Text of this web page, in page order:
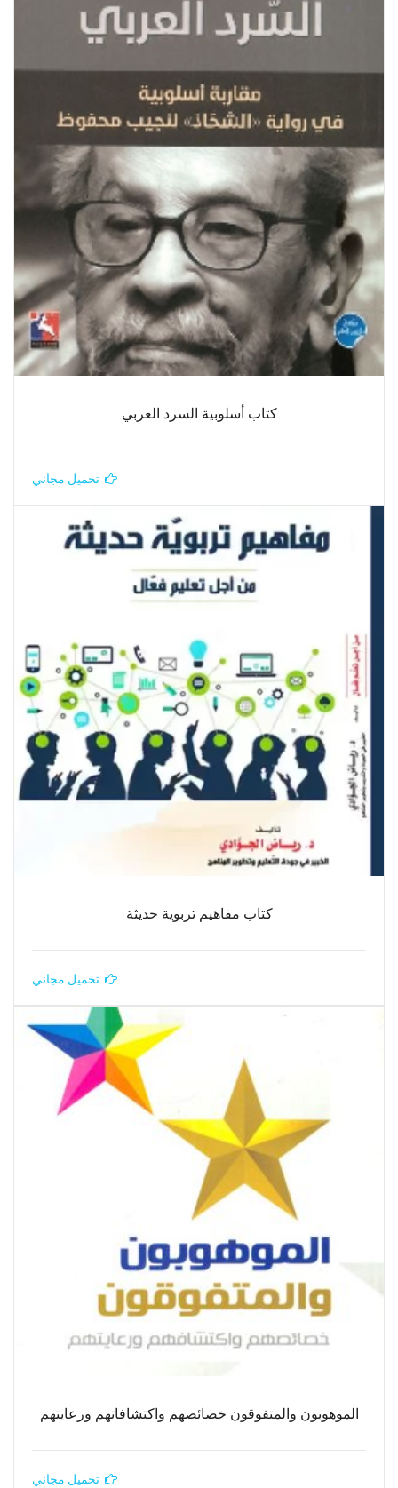
كتاب أسلوبية السرد العربي
تحميل مجاني
كتاب مفاهيم تربوية حديثة
تحميل مجاني
الموهوبون والمتفوقون خصائصهم واكتشافاتهم ورعايتهم
تحميل مجاني